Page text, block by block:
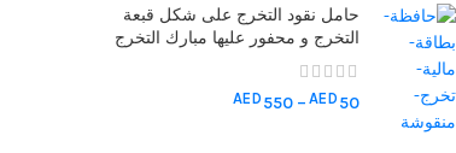
حامل نقود التخرج على شكل قبعة
التخرج و محفور عليها مبارك التخرج
AED 50
–
AED 550